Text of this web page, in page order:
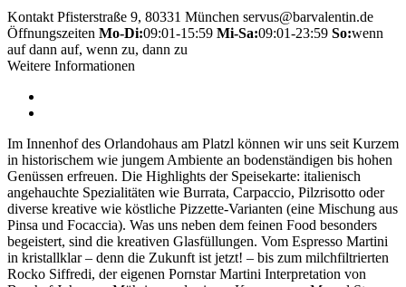
Kontakt Pfisterstraße 9, 80331 München servus@barvalentin.de
Öffnungszeiten Mo-Di:09:01-15:59 Mi-Sa:09:01-23:59 So:wenn
auf dann auf, wenn zu, dann zu
Weitere Informationen
Im Innenhof des Orlandohaus am Platzl können wir uns seit Kurzem
in historischem wie jungem Ambiente an bodenständigen bis hohen
Genüssen erfreuen. Die Highlights der Speisekarte: italienisch
angehauchte Spezialitäten wie Burrata, Carpaccio, Pilzrisotto oder
diverse kreative wie köstliche Pizzette-Varianten (eine Mischung aus
Pinsa und Focaccia). Was uns neben dem feinen Food besonders
begeistert, sind die kreativen Glasfüllungen. Vom Espresso Martini
in kristallklar – denn die Zukunft ist jetzt! – bis zum milchfiltrierten
Rocko Siffredi, der eigenen Pornstar Martini Interpretation von